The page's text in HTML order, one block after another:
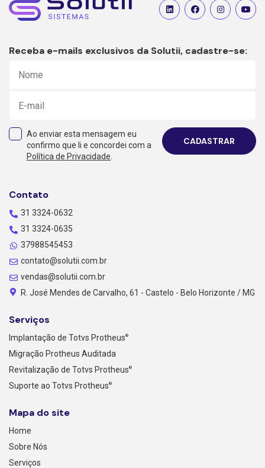
Receba e-mails exclusivos da Solutii, cadastre-se:
Ao enviar esta mensagem eu
confirmo que li e concordei com a
Política de Privacidade.
CADASTRAR
Contato
31 3324-0632
31 3324-0635
37988545453
contato@solutii.com.br
vendas@solutii.com.br
R. José Mendes de Carvalho, 61 - Castelo - Belo Horizonte / MG
Serviços
Implantação de Totvs Protheus®
Migração Protheus Auditada
Revitalização de Totvs Protheus®
Suporte ao Totvs Protheus®
Mapa do site
Home
Sobre Nós
Serviços